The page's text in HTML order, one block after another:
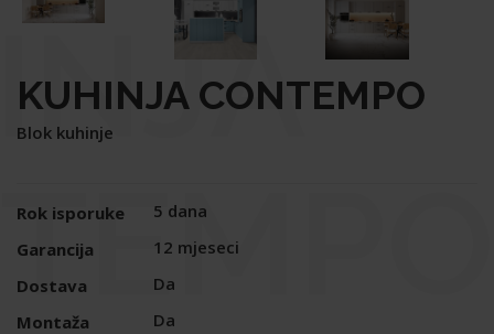
KUHINJA CONTEMPO
Blok kuhinje
Rok isporuke
5 dana
Garancija
12 mjeseci
Dostava
Da
Montaža
Da